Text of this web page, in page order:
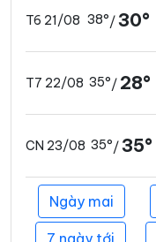
T6 21/08 38°/30°
T7 22/08 35°/ 28°
CN 23/08 35°/35°
Ngày mai
7 ngày tới